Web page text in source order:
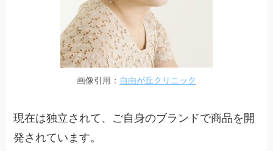
画像引用： 自由が丘クリニック
現在は独立されて、ご自身のブランドで商品を開
発されています。